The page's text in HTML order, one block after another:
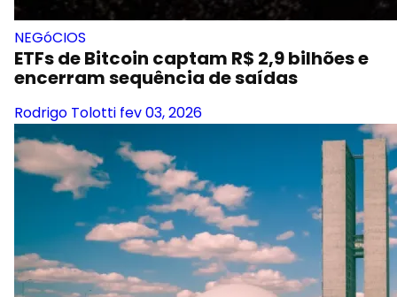
NEGóCIOS
ETFs de Bitcoin captam R$ 2,9 bilhões e
encerram sequência de saídas
Rodrigo Tolotti fev 03, 2026